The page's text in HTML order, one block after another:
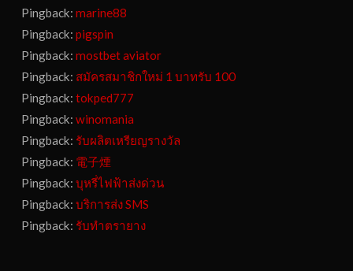
Pingback:marine88
Pingback:pigspin
Pingback:mostbet aviator
Pingback: สมัครสมาชิกใหม่ 1 บาทรับ 100
Pingback:tokped777
Pingback:winomania
Pingback: รับผลิตเหรียญรางวัล
Pingback: 電子煙
Pingback:บุหรี่ไฟฟ้าส่งด่วน
Pingback:บริการส่ง SMS
Pingback: รับทำตรายาง